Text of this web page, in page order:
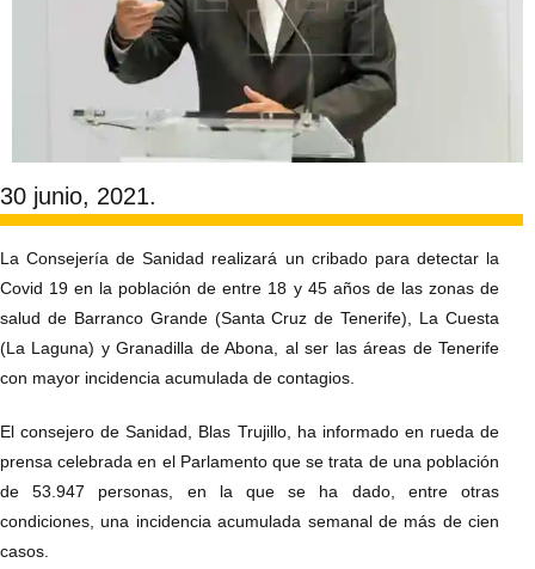
30 junio, 2021.
La Consejería de Sanidad realizará un cribado para detectar la
Covid 19 en la población de entre 18 y 45 años de las zonas de
salud de Barranco Grande (Santa Cruz de Tenerife), La Cuesta
(La Laguna) y Granadilla de Abona, al ser las áreas de Tenerife
con mayor incidencia acumulada de contagios.
El consejero de Sanidad, Blas Trujillo, ha informado en rueda de
prensa celebrada en el Parlamento que se trata de una población
de 53.947 personas, en la que se ha dado, entre otras
condiciones, una incidencia acumulada semanal de más de cien
casos.